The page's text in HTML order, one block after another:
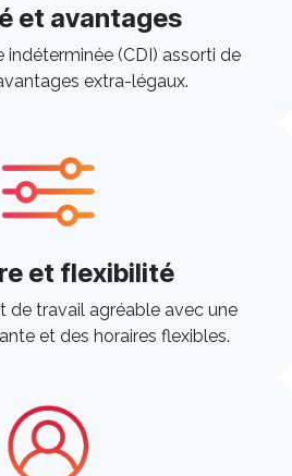
et avantages
indéterminée (CDI) assorti de
extra-légaux.
et flexibilité
de travail agréable avec une
et des horaires flexibles.